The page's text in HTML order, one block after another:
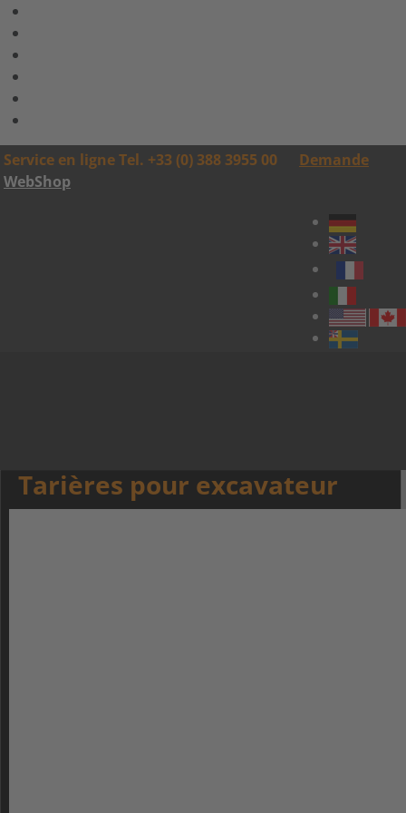
Service en ligne Tel. +33 (0) 388 3955 00
Demande
WebShop
Tarières pour excavateur